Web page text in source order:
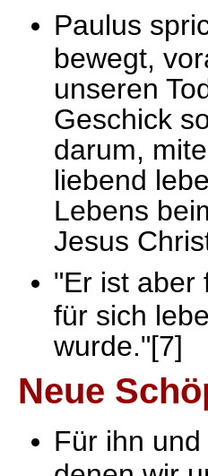
Paulus
bewegt,
unseren
Geschick
darum,
liebend
Lebens
Jesus
"Er ist aber
für sich
wurde."[7]
Neue
Für ihn